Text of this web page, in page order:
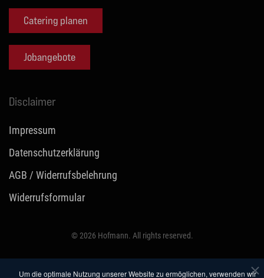
Um die optimale Nutzung unserer Website zu ermöglichen, verwenden wir
Catering planen
Jobangebote
Disclaimer
Impressum
Datenschutzerklärung
AGB / Widerrufsbelehrung
Widerrufsformular
©2026 Hofmann. All rights reserved.